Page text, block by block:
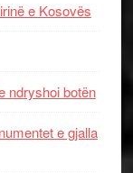
e Kosovës
ndryshoi botën
e gjalla